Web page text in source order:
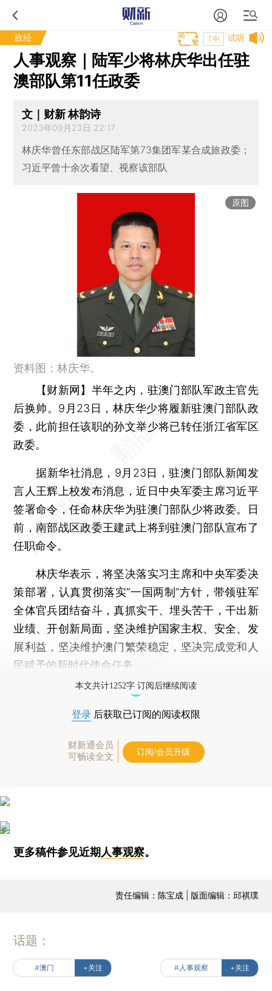
政经 试听
T中
人事观察｜陆军少将林庆华出任驻
澳部队第11任政委
文｜财新 林韵诗
2023年09月23日 22:17
林庆华曾任东部战区陆军第73集团军某合成旅政委；
习近平曾十余次看望、视察该部队
原图
资料图：林庆华。
【财新网】 半年之内，驻澳门部队军政主官先
后换帅。9月23日，林庆华少将履新驻澳门部队政
委，此前担任该职的孙文举少将已转任浙江省军区
政委。
据新华社消息，9月23日，驻澳门部队新闻发
言人王辉上校发布消息，近日中央军委主席习近平
签署命令，任命林庆华为驻澳门部队少将政委。日
前，南部战区政委王建武上将到驻澳门部队宣布了
任职命令。
林庆华表示，将坚决落实习主席和中央军委决
策部署，认真贯彻落实“一国两制”方针，带领驻军
全体官兵团结奋斗，真抓实干、埋头苦干，干出新
业绩、开创新局面，坚决维护国家主权、安全、发
展利益，坚决维护澳门繁荣稳定，坚决完成党和人
民赋予的新时代使命任务。
本文共计1252字 订阅后继续阅读
登录 后获取已订阅的阅读权限
财新通会员
可畅读全文
订阅/会员升级
更多稿件参见近期人事观察。
责任编辑：陈宝成 | 版面编辑：邱祺璞
话题：
#澳门 +关注 #人事观察 +关注